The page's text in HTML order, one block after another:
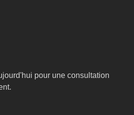
pour une consultation